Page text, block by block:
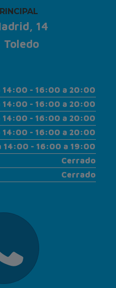
14
Toledo
14:00 - 16:00 a 20:00
14:00 - 16:00 a 20:00
14:00 - 16:00 a 20:00
14:00 - 16:00 a 20:00
14:00 - 16:00 a 19:00
Cerrado
Cerrado